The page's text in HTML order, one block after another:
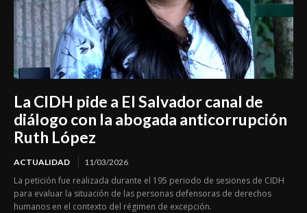
La CIDH pide a El Salvador canal de
diálogo con la abogada anticorrupción
Ruth López
ACTUALIDAD 11/03/2026
La petición fue realizada durante el 195 periodo de sesiones de CIDH
para evaluar la situación de las personas defensoras de derechos
humanos en el contexto del régimen de excepción.